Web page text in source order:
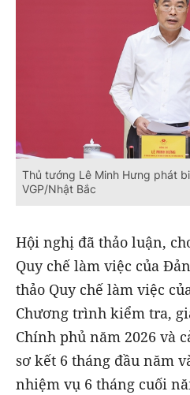
Thủ tướng Lê Minh Hưng phát
VGP/Nhật Bắc
Hội nghị đã thảo luận,
Quy chế làm việc của
thảo Quy chế làm việc
Chương trình kiểm tra,
Chính phủ năm 2026 và
sơ kết 6 tháng đầu năm
nhiệm vụ 6 tháng cuối